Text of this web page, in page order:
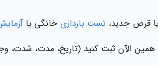
قرص جدید، تست بارداری خانگی یا
همین الآن ثبت کنید (تاریخ، مدت، شدت،